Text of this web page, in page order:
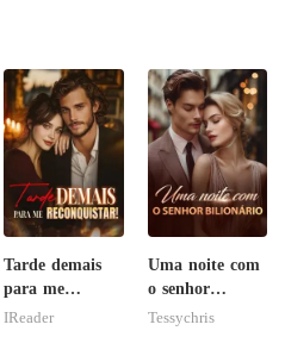
Tarde demais
para me
reconquistar!
IReader
Uma noite com
o senhor
Bilionário
Tessychris